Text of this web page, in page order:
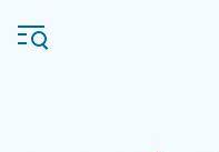
au
contenu